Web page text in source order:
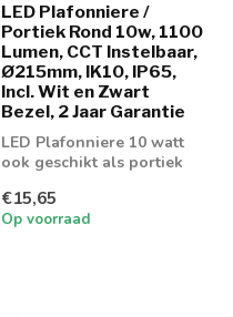
LED Plafonniere /
Portiek Rond 10w, 1100
Lumen, CCT Instelbaar,
Ø215mm, IK10, IP65,
Incl. Wit en Zwart
Bezel, 2 Jaar Garantie
LED Plafonniere 10 watt
ook geschikt als portiek
€15,65
Op voorraad